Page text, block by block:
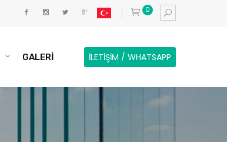
0
GALERİ İLETİŞİM / WHATSAPP